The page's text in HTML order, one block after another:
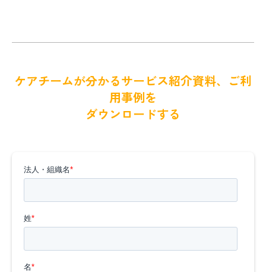
ケアチームが分かるサービス紹介資料、ご利
用事例を
ダウンロードする